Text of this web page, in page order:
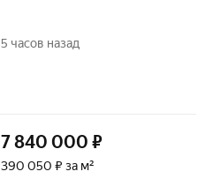
5 часов назад
7 840 000 ₽
390 050 ₽ за м²